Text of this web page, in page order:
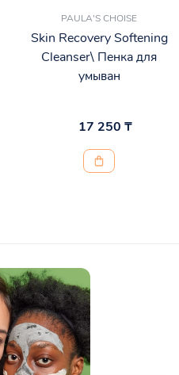
PAULA'S CHOISE
Skin Recovery Softening
Cleanser\ Пенка для
умыван
17 250 ₸